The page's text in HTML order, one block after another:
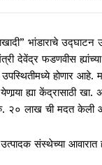
भांडाराचे उद्घाटन
देवेंद्र फडणवीस ह्यांच्या
होणार आहे.
ह्या केंद्रासाठी खा.
२० लाख ची मदत केली
उत्पादक संस्थेच्या आवारात